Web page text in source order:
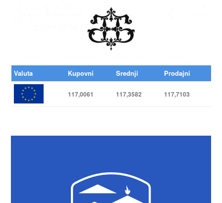
Valuta Kupovni Srednji Prodajni
117,0061 117,3582 117,7103